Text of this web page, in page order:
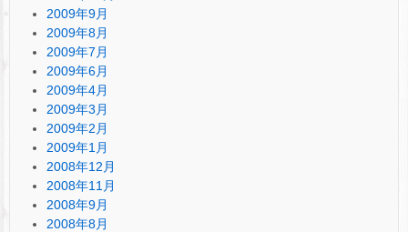
2009年9月
2009年8月
2009年7月
2009年6月
2009年4月
2009年3月
2009年2月
2009年1月
2008年12月
2008年11月
2008年9月
2008年8月